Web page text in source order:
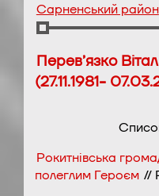
Сарненський район
Перев’язко
(27.11.1981-
Рокитнівська
полеглим Героєм //